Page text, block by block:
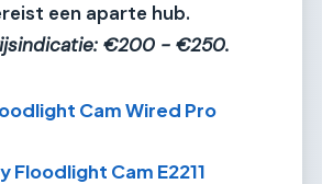
een aparte hub.
€200 - €250.
Cam Wired Pro
Floodlight Cam E2211